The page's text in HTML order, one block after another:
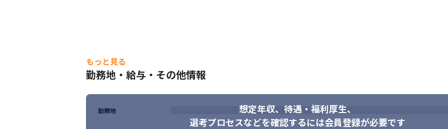
もっと見る
勤務地・給与・その他情報
想定年収、待遇・福利厚生、
選考プロセスなどを確認するには会員登録が必要です
勤務地